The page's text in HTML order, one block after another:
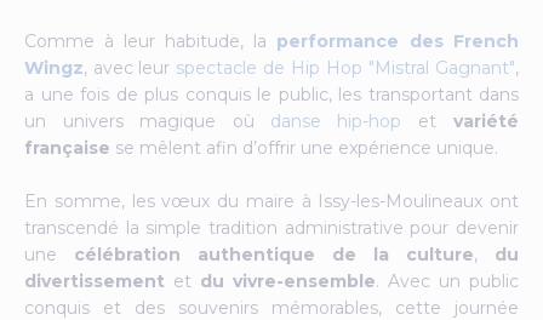
Comme à leur habitude, la performance des French
Wingz, avec leur spectacle de Hip Hop "Mistral Gagnant",
a une fois de plus conquis le public, les transportant dans
un univers magique où danse hip-hop et variété
française se mêlent afin d’offrir une expérience unique.
En somme, les vœux du maire à Issy-les-Moulineaux ont
transcendé la simple tradition administrative pour devenir
une célébration authentique de la culture, du
divertissement et du vivre-ensemble. Avec un public
conquis et des souvenirs mémorables, cette journée